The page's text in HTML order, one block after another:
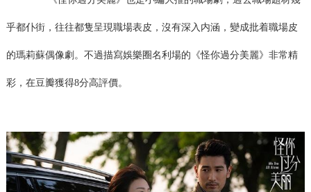
乎都仆街，往往都隻呈現職場表皮，沒有深入内涵，變成批着職場皮
的瑪莉蘇偶像劇。不過描寫娛樂圈名利場的《怪你過分美麗》非常精
彩，在豆瓣獲得8分高評價。